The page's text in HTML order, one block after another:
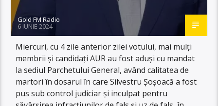
Gold FM Radio
6 IUNIE 2024
Miercuri, cu 4 zile anterior zilei votului, mai mulți
membrii și candidați AUR au fost aduși cu mandat
la sediul Parchetului General, având calitatea de
martori în dosarul în care Silvestru Șoșoacă a fost
pus sub control judiciar și inculpat pentru